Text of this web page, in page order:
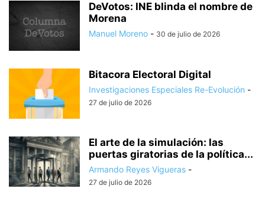
DeVotos: INE blinda el nombre de
Morena
Manuel Moreno - 30 de julio de 2026
Bitacora Electoral Digital
Investigaciones Especiales Re-Evolución -
27 de julio de 2026
El arte de la simulación: las
puertas giratorias de la política...
Armando Reyes Vigueras -
27 de julio de 2026